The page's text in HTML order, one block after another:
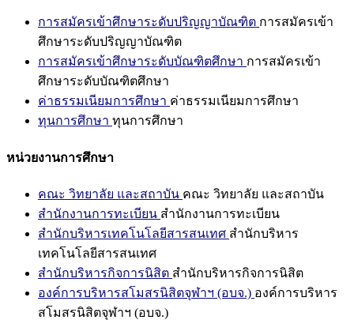
การสมัครเข้าศึกษาระดับปริญญาบัณฑิต การสมัครเข้า
ศึกษาระดับปริญญาบัณฑิต
การสมัครเข้าศึกษาระดับบัณฑิตศึกษา การสมัครเข้า
ศึกษาระดับบัณฑิตศึกษา
ค่าธรรมเนียมการศึกษา ค่าธรรมเนียมการศึกษา
ทุนการศึกษา ทุนการศึกษา
หน่วยงานการศึกษา
คณะ วิทยาลัย และสถาบัน คณะ วิทยาลัย และสถาบัน
สำนักงานการทะเบียน สำนักงานการทะเบียน
สำนักบริหารเทคโนโลยีสารสนเทศ สำนักบริหาร
เทคโนโลยีสารสนเทศ
สำนักบริหารกิจการนิสิต สำนักบริหารกิจการนิสิต
องค์การบริหารสโมสรนิสิตจุฬาฯ (อบจ.) องค์การบริหาร
สโมสรนิสิตจุฬาฯ (อบจ.)